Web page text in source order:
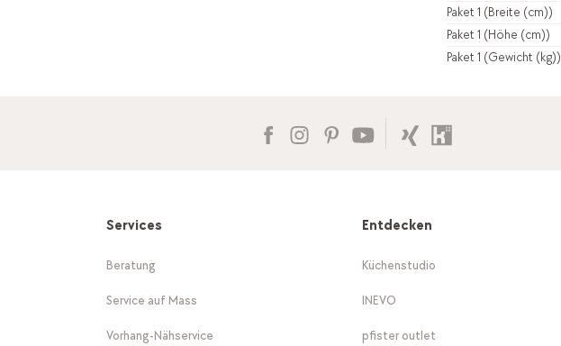
Paket 1 (Breite (cm))
Paket 1 (Höhe (cm))
Paket 1 (Gewicht (kg))
Services
Beratung
Service auf Mass
Vorhang-Nähservice
Entdecken
Küchenstudio
INEVO
pfister outlet